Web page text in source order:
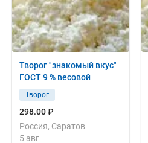
Творог "знакомый вкус"
ГОСТ 9 % весовой
Творог
298.00 ₽
Россия, Саратов
5 авг